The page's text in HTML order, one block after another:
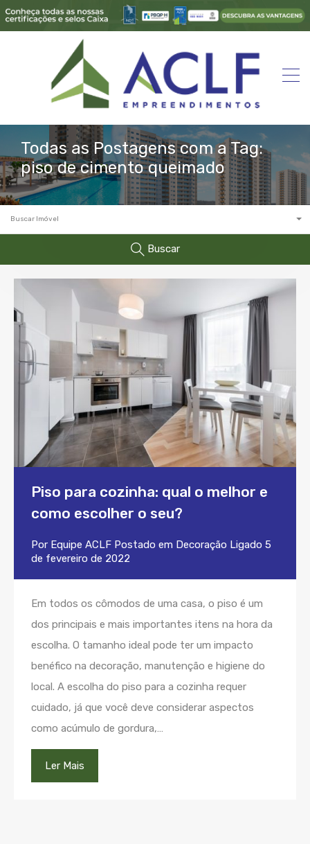
Todas as Postagens com a Tag:
piso de cimento queimado
Buscar Imóvel
Buscar
Piso para cozinha: qual o melhor e
como escolher o seu?
Por Equipe ACLF Postado em Decoração Ligado 5
de fevereiro de 2022
Em todos os cômodos de uma casa, o piso é um
dos principais e mais importantes itens na hora da
escolha. O tamanho ideal pode ter um impacto
benéfico na decoração, manutenção e higiene do
local. A escolha do piso para a cozinha requer
cuidado, já que você deve considerar aspectos
como acúmulo de gordura,…
Ler Mais